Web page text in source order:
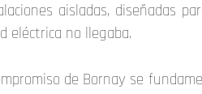
aisladas, diseñadas
eléctrica no llegaba.
de Bornay se